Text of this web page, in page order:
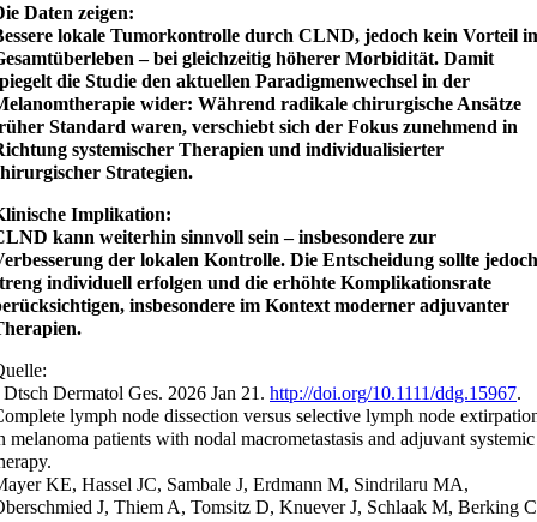
Daten zeigen:
lokale Tumorkontrolle durch CLND, jedoch kein Vorteil
– bei gleichzeitig höherer Morbidität. Damit
die Studie den aktuellen Paradigmenwechsel in der
wider: Während radikale chirurgische Ansätze
Standard waren, verschiebt sich der Fokus zunehmend in
systemischer Therapien und individualisierter
Strategien.
Implikation:
kann weiterhin sinnvoll sein – insbesondere zur
der lokalen Kontrolle. Die Entscheidung sollte jedoch
individuell erfolgen und die erhöhte Komplikationsrate
insbesondere im Kontext moderner adjuvanter
Dtsch Dermatol Ges. 2026 Jan 21. http://doi.org/10.1111/ddg.15967.
lymph node dissection versus selective lymph node
melanoma patients with nodal macrometastasis and adjuvant systemic
KE, Hassel JC, Sambale J, Erdmann M, Sindrilaru MA,
J, Thiem A, Tomsitz D, Knuever J, Schlaak M, Berking